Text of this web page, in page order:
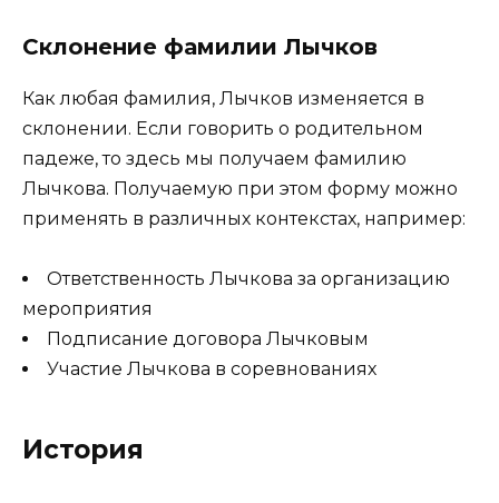
Склонение фамилии Лычков
Как любая фамилия, Лычков изменяется в
склонении. Если говорить о родительном
падеже, то здесь мы получаем фамилию
Лычкова. Получаемую при этом форму можно
применять в различных контекстах, например:
Ответственность Лычкова за организацию
мероприятия
Подписание договора Лычковым
Участие Лычкова в соревнованиях
История